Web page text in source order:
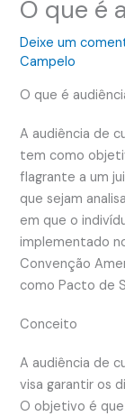
O que é
Deixe um
Campelo
O que é
A audiência de
tem como
flagrante a um
que sejam
em que o
implementado
Convenção
como Pacto de
Conceito
A audiência de
visa garantir os
O objetivo é que